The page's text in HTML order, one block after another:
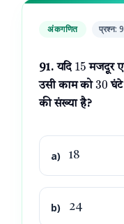
अंकगणित प्रश्न:
91. यदि 15 मजदूर
उसी काम को30
की संख्या है?
a) 18
b) 24